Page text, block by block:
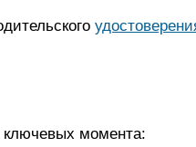
ключевых момента: